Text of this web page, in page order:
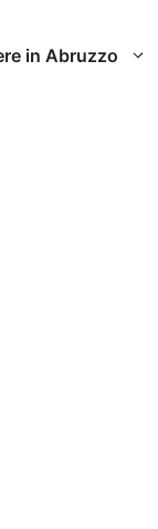
in Abruzzo